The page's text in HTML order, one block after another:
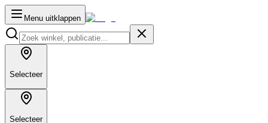
Menu uitklappen
Selecteer
Selecteer